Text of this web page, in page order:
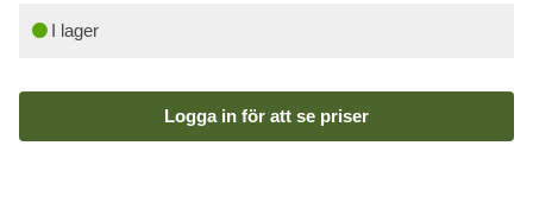
I lager
Logga in för att se priser